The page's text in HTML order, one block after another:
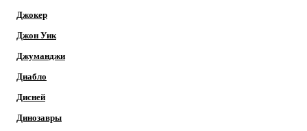
Джокер
Джон Уик
Джуманджи
Диабло
Дисней
Динозавры